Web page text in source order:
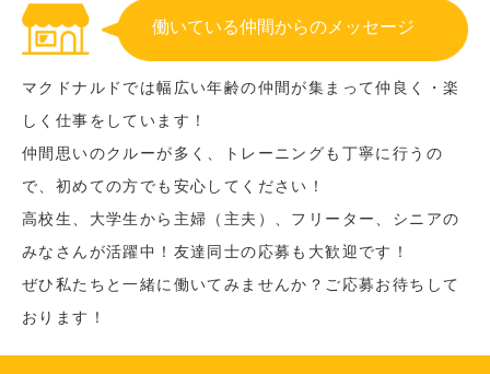
働いている仲間からのメッセージ
マクドナルドでは幅広い年齢の仲間が集まって仲良く・楽
しく仕事をしています！
仲間思いのクルーが多く、トレーニングも丁寧に行うの
で、初めての方でも安心してください！
高校生、大学生から主婦（主夫）、フリーター、シニアの
みなさんが活躍中！友達同士の応募も大歓迎です！
ぜひ私たちと一緒に働いてみませんか？ご応募お待ちして
おります！